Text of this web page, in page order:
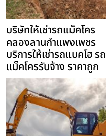
บริษัทให้เช่ารถแม็คโคร
คลองลานกำแพงเพชร
บริการให้เช่ารถแบคโฮ รถ
แม็คโครรับจ้าง ราคาถูก